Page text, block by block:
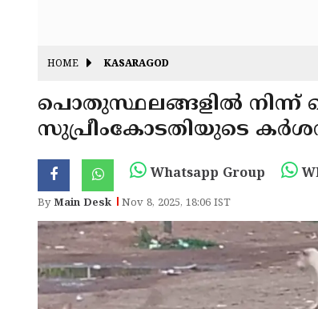
HOME KASARAGOD
പൊതുസ്ഥലങ്ങളിൽ നിന്ന്
സുപ്രീംകോടതിയുടെ
Whatsapp Group
ByMain Desk Nov 8, 2025, 18:06 IST